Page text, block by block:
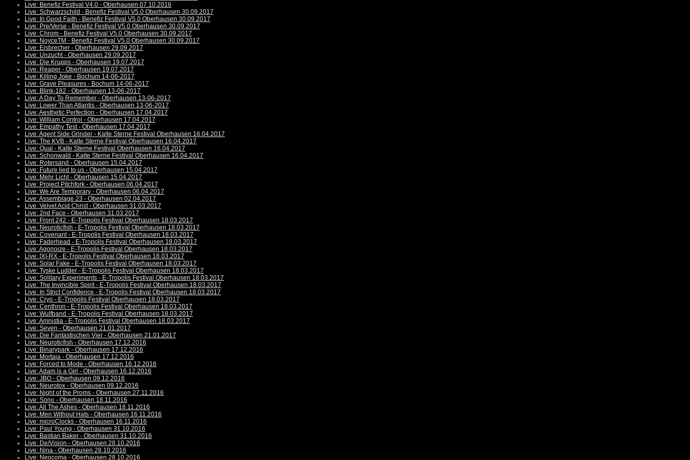
Live: Benefiz Festival V4.0 - Oberhausen 07.10.2016
Live: Schwarzschild - Benefiz Festival V5.0 Oberhausen 30.09.2017
Live: In Good Faith - Benefiz Festival V5.0 Oberhausen 30.09.2017
Live: Pre/Verse - Benefiz Festival V5.0 Oberhausen 30.09.2017
Live: Chrom - Benefiz Festival V5.0 Oberhausen 30.09.2017
Live: NoyceTM - Benefiz Festival V5.0 Oberhausen 30.09.2017
Live: Eisbrecher - Oberhausen 29.09.2017
Live: Unzucht - Oberhausen 29.09.2017
Live: Die Krupps - Oberhausen 19.07.2017
Live: Reaper - Oberhausen 19.07.2017
Live: Killing Joke - Bochum 14-06-2017
Live: Grave Pleasures - Bochum 14-06-2017
Live: Blink-182 - Oberhausen 13-06-2017
Live: A Day To Remember - Oberhausen 13-06-2017
Live: Lower Than Atlantis - Oberhausen 13-06-2017
Live: Aesthetic Perfection - Oberhausen 17.04.2017
Live: William Control - Oberhausen 17.04.2017
Live: Empathy Test - Oberhausen 17.04.2017
Live: Agent Side Grinder - Kalte Sterne Festival Oberhausen 16.04.2017
Live: The KVB - Kalte Sterne Festival Oberhausen 16.04.2017
Live: Qual - Kalte Sterne Festival Oberhausen 16.04.2017
Live: Schonwald - Kalte Sterne Festival Oberhausen 16.04.2017
Live: Rotersand - Oberhausen 15.04.2017
Live: Future lied to us - Oberhausen 15.04.2017
Live: Mehr Licht - Oberhausen 15.04.2017
Live: Project Pitchfork - Oberhausen 06.04.2017
Live: We Are Temporary - Oberhausen 06.04.2017
Live: Assemblage 23 - Oberhausen 02.04.2017
Live: Velvet Acid Christ - Oberhausen 31.03.2017
Live: 2nd Face - Oberhausen 31.03.2017
Live: Front 242 - E-Tropolis Festival Oberhausen 18.03.2017
Live: Neuroticfish - E-Tropolis Festival Oberhausen 18.03.2017
Live: Covenant - E-Tropolis Festival Oberhausen 18.03.2017
Live: Faderhead - E-Tropolis Festival Oberhausen 18.03.2017
Live: Agonoize - E-Tropolis Festival Oberhausen 18.03.2017
Live: [X]-RX - E-Tropolis Festival Oberhausen 18.03.2017
Live: Solar Fake - E-Tropolis Festival Oberhausen 18.03.2017
Live: Tyske Ludder - E-Tropolis Festival Oberhausen 18.03.2017
Live: Solitary Experiments - E-Tropolis Festival Oberhausen 18.03.2017
Live: The Invincible Spirit - E-Tropolis Festival Oberhausen 18.03.2017
Live: In Strict Confidence - E-Tropolis Festival Oberhausen 18.03.2017
Live: Cryo - E-Tropolis Festival Oberhausen 18.03.2017
Live: Centhron - E-Tropolis Festival Oberhausen 18.03.2017
Live: Wulfband - E-Tropolis Festival Oberhausen 18.03.2017
Live: Amnistia - E-Tropolis Festival Oberhausen 18.03.2017
Live: Seven - Oberhausen 21.01.2017
Live: Die Fantastischen Vier - Oberhausen 21.01.2017
Live: Neuroticfish - Oberhausen 17.12.2016
Live: Binarypark - Oberhausen 17.12.2016
Live: Mortaja - Oberhausen 17.12.2016
Live: Forced to Mode - Oberhausen 16.12.2016
Live: Adam is a Girl - Oberhausen 16.12.2016
Live: JBO - Oberhausen 09.12.2016
Live: Neurotox - Oberhausen 09.12.2016
Live: Night of the Proms - Oberhausen 27.11.2016
Live: Sono - Oberhausen 18.11.2016
Live: All The Ashes - Oberhausen 18.11.2016
Live: Men Without Hats - Oberhausen 16.11.2016
Live: microClocks - Oberhausen 16.11.2016
Live: Paul Young - Oberhausen 31.10.2016
Live: Bastian Baker - Oberhausen 31.10.2016
Live: De/Vision - Oberhausen 28.10.2016
Live: Nina - Oberhausen 28.10.2016
Live: Neocoma - Oberhausen 28.10.2016